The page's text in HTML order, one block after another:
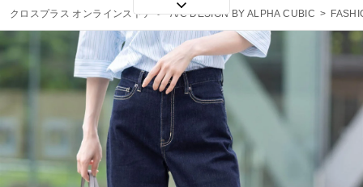
クロスプラス オンラインストア > A/C DESIGN BY ALPHA CUBIC >